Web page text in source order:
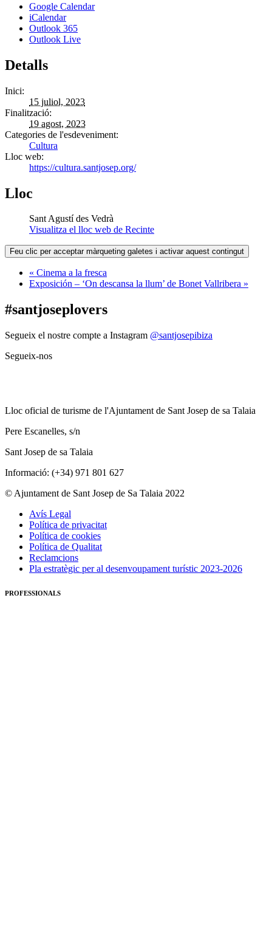
Google Calendar
iCalendar
Outlook 365
Outlook Live
Detalls
Inici:
15 juliol, 2023
Finalització:
19 agost, 2023
Categories de l'esdeveniment:
Cultura
Lloc web:
https://cultura.santjosep.org/
Lloc
Sant Agustí des Vedrà
Visualitza el lloc web de Recinte
Feu clic per acceptar màrqueting galetes i activar aquest contingut
« Cinema a la fresca
Exposición – ‘On descansa la llum’ de Bonet Vallribera »
#santjoseplovers
Segueix el nostre compte a Instagram @santjosepibiza
Segueix-nos
Lloc oficial de turisme de l'Ajuntament de Sant Josep de sa Talaia
Pere Escanelles, s/n
Sant Josep de sa Talaia
Informació: (+34) 971 801 627
© Ajuntament de Sant Josep de Sa Talaia 2022
Avís Legal
Política de privacitat
Política de cookies
Política de Qualitat
Reclamcions
Pla estratègic per al desenvoupament turístic 2023-2026
PROFESSIONALS